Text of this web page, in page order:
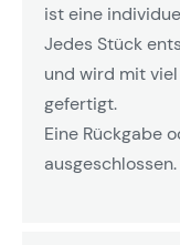
ist eine
Jedes Stück
und wird mit
gefertigt.
Eine Rückgabe
ausgeschlossen.